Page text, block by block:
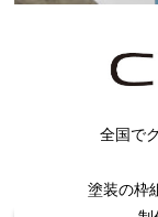
全国で
塗装の枠